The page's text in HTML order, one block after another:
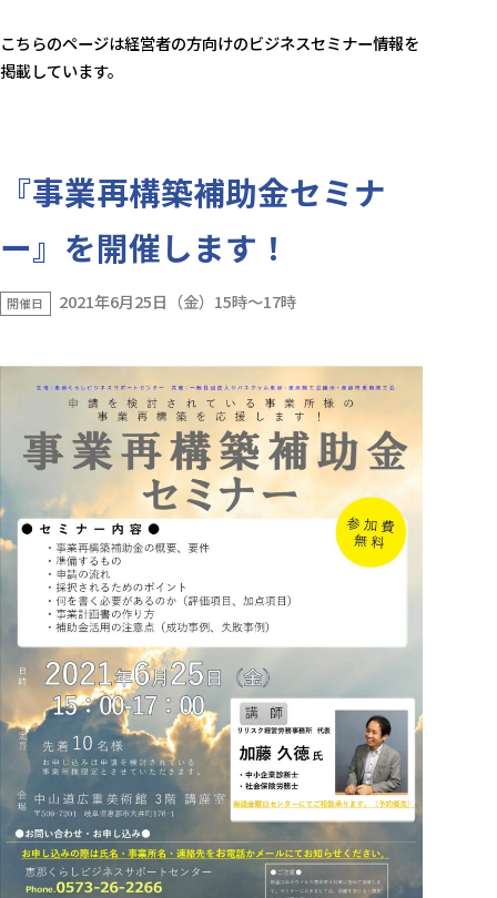
こちらのページは経営者の方向けのビジネスセミナー情報を
掲載しています。
『事業再構築補助金セミナ
ー』を開催します！
開催日 2021年6月25日（金）15時～17時